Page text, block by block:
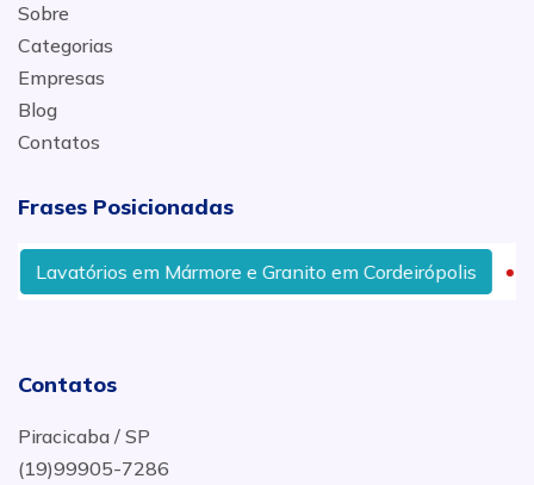
Sobre
Categorias
Empresas
Blog
Contatos
Frases Posicionadas
Lavatórios em Mármore e Granito em Cordeirópolis
Contatos
Piracicaba / SP
(19)99905-7286